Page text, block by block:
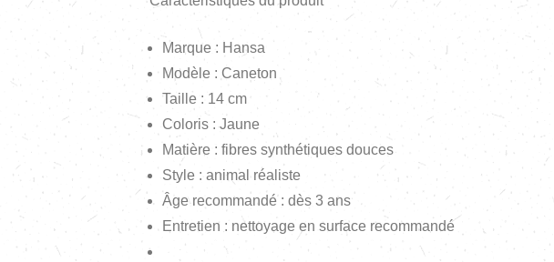
Marque : Hansa
Modèle : Caneton
Taille : 14 cm
Coloris : Jaune
Matière : fibres synthétiques douces
Style : animal réaliste
Âge recommandé : dès 3 ans
Entretien : nettoyage en surface recommandé